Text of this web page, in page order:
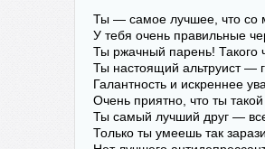
Ты — самое лучшее, что со
У тебя очень правильные
Ты ржачный парень! Такого
Ты настоящий альтруист —
Галантность и искреннее
Очень приятно, что ты
Ты самый лучший друг —
Только ты умеешь так